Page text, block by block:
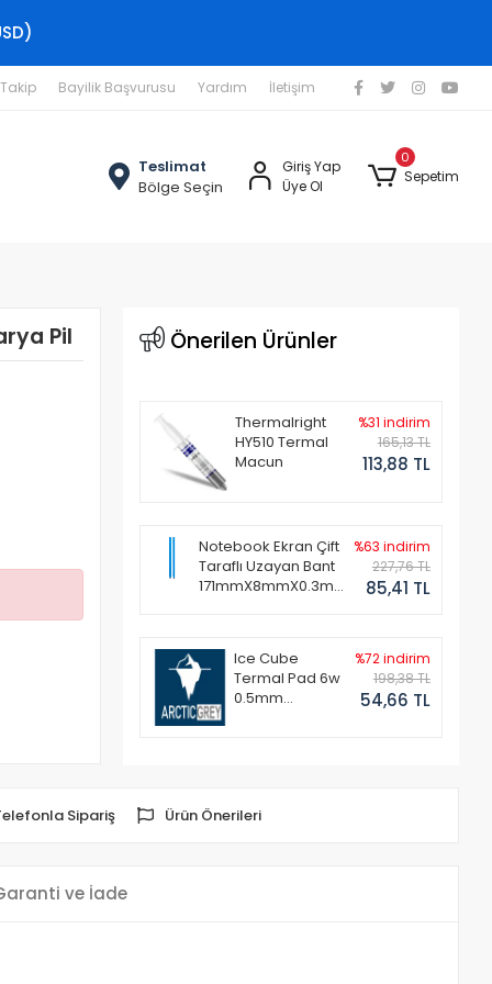
Bayilik Başvurusu Yardım İletişim
Teslimat
Bölge Seçin
Giriş Yap
Üye Ol
0
Sepetim
Pil Önerilen Ürünler
Thermalright
HY510 Termal
Macun
%31 indirim
165,13 TL
113,88 TL
Notebook Ekran Çift
Taraflı Uzayan Bant
171mmX8mmX0.3mm
%63 indirim
227,76 TL
85,41 TL
Ice Cube
Termal Pad 6w
0.5mm
%72 indirim
198,38 TL
54,66 TL
Sipariş Ürün Önerileri
ve İade